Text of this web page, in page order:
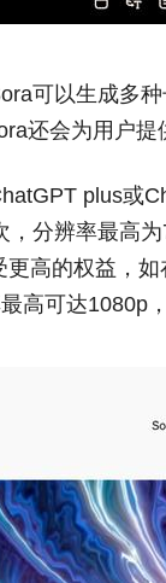
可以生成多
还会为用户提
plus或
，分辨率最高
更高的权益，
高可达1080p